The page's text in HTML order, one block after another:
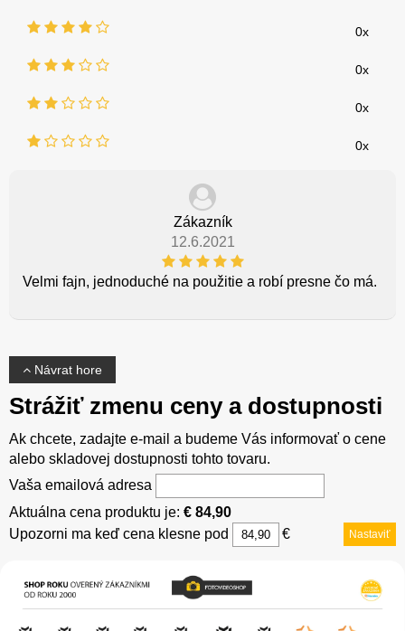
0x
0x
0x
0x
Zákazník
12.6.2021
Velmi fajn, jednoduché na použitie a robí presne čo má.
Návrat hore
Strážiť zmenu ceny a dostupnosti
Ak chcete, zadajte e-mail a budeme Vás informovať o cene
alebo skladovej dostupnosti tohto tovaru.
Vaša emailová adresa
Aktuálna cena produktu je: € 84,90
Upozorni ma keď cena klesne pod
€ Nastaviť